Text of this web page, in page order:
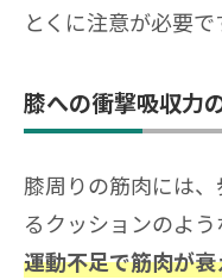
とくに注意が必要で
膝への衝撃吸収力
膝周りの筋肉には
るクッションのよう
運動不足で筋肉が